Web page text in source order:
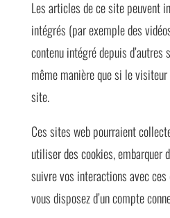
Les articles de ce site peuvent
intégrés (par exemple des
contenu intégré depuis
même manière que si le
site.
Ces sites web pourraient
utiliser des cookies, embarquer
suivre vos interactions avec
vous disposez d’un compte